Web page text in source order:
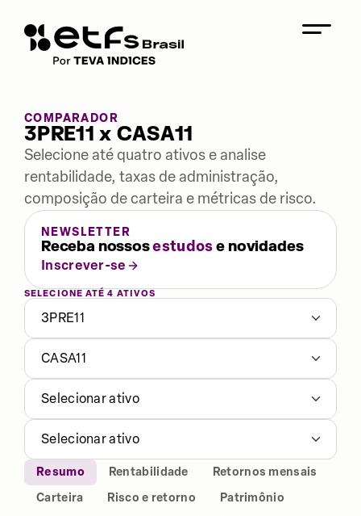
COMPARADOR
3PRE11 x CASA11
Selecione até quatro ativos e analise
rentabilidade, taxas de administração,
composição de carteira e métricas de risco.
NEWSLETTER
Receba nossosestudose novidades
Inscrever-se
SELECIONE ATÉ 4 ATIVOS
3PRE11
CASA11
Selecionar ativo
Selecionar ativo
Resumo Rentabilidade
Retornos mensais
Carteira
Risco e retorno
Patrimônio